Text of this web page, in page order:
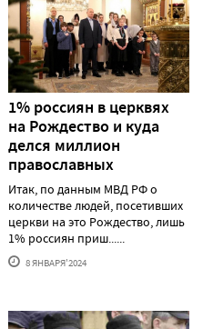
1% россиян в церквях
на Рождество и куда
делся миллион
православных
Итак, по данным МВД РФ о
количестве людей, посетивших
церкви на это Рождество, лишь
1% россиян приш......
8 ЯНВАРЯ'2024